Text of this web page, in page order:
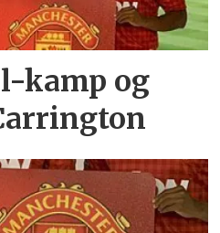
kamp og